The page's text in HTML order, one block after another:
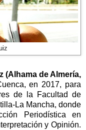
(Alhama de Almería,
en 2017, para
de la Facultad de
La Mancha, donde
Periodística en
y Opinión.